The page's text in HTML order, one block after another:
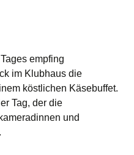
empfing
im Klubhaus die
köstlichen Käsebuffet.
Tag, der die
und